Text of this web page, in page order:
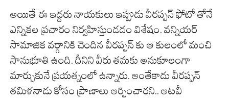
అయితే ఈ ఇద్దరు నాయకులు ఇప్పుడు వీరప్పన్ ఫోటో తోనే
ఎన్నికల ప్రచారం నిర్వహిస్తుండడం విశేషం. వన్నియర్
సామాజిక వర్గానికి చెందిన వీరప్పన్ కు ఆ కులంలో మంచి
సానుభూతి ఉంది. దీనిని వీరు తమకు అనుకూలంగా
మార్చుకునే ప్రయత్నంలో ఉన్నారు. అంతేకాదు వీరప్పన్
తమిళనాడు కోసం ప్రాణాలు అర్పించారని.. అటవీ